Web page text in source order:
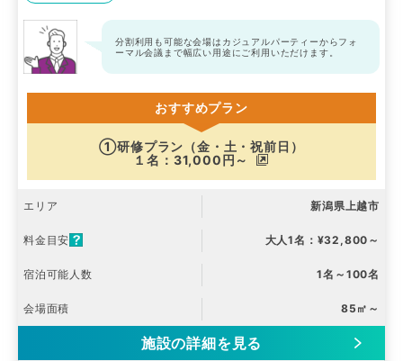
分割利用も可能な会場はカジュアルパーティーからフォ
ーマル会議まで幅広い用途にご利用いただけます。
おすすめプラン
①研修プラン（金・土・祝前日）
１名：31,000円～
エリア 新潟県上越市
料金目安 大人1名：¥32,800～
宿泊可能人数 1名～100名
会場面積 85㎡～
施設の詳細を見る